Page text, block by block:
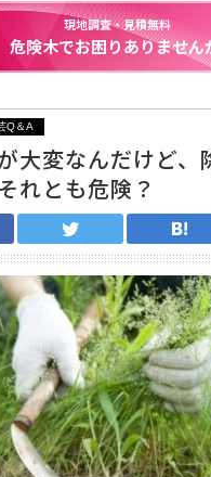
(庭師) プロの道具紹介
現地調査・見積無料
危険木でお困りありませ
Q＆A
大変なんだけど、
れとも危険？